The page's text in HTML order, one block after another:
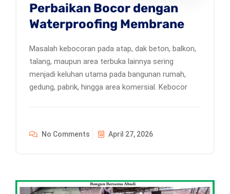
Perbaikan Bocor dengan
Waterproofing Membrane
Masalah kebocoran pada atap, dak beton, balkon,
talang, maupun area terbuka lainnya sering
menjadi keluhan utama pada bangunan rumah,
gedung, pabrik, hingga area komersial. Kebocor
No Comments April 27, 2026